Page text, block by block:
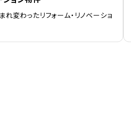
変わったリフォーム・リノベーショ